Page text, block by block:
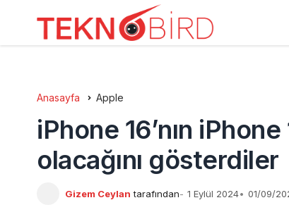
Anasayfa Apple
iPhone 16’nın
olacağını gösterdiler
Gizem Ceylan tarafından 1 Eylül 2024 01/09/